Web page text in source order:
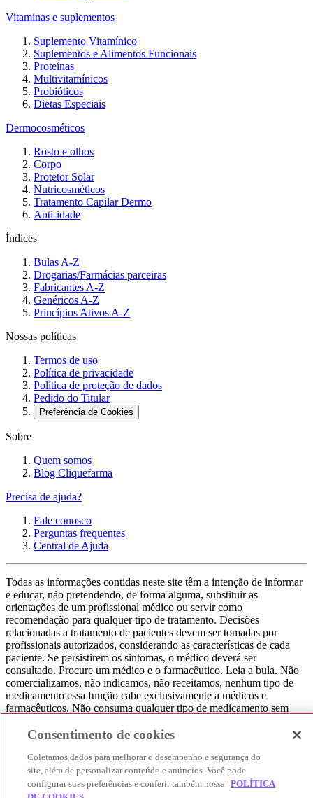
Vitaminas e suplementos
Suplemento Vitamínico
Suplementos e Alimentos Funcionais
Proteínas
Multivitamínicos
Probióticos
Dietas Especiais
Dermocosméticos
Rosto e olhos
Corpo
Protetor Solar
Nutricosméticos
Tratamento Capilar Dermo
Anti-idade
Índices
Bulas A-Z
Drogarias/Farmácias parceiras
Fabricantes A-Z
Genéricos A-Z
Princípios Ativos A-Z
Nossas políticas
Termos de uso
Política de privacidade
Política de proteção de dados
Pedido do Titular
Preferência de Cookies
Sobre
Quem somos
Blog Cliquefarma
Precisa de ajuda?
Fale conosco
Perguntas frequentes
Central de Ajuda
Todas as informações contidas neste site têm a intenção de informar
e educar, não pretendendo, de forma alguma, substituir as
orientações de um profissional médico ou servir como
recomendação para qualquer tipo de tratamento. Decisões
relacionadas a tratamento de pacientes devem ser tomadas por
profissionais autorizados, considerando as características de cada
paciente. Se persistirem os sintomas, o médico deverá ser
consultado. Procure um médico e o farmacêutico. Leia a bula. Não
comercializamos, não indicamos, não receitamos, nenhum tipo de
medicamento essa função cabe exclusivamente a médicos e
farmacêuticos. Não consuma qualquer tipo de medicamento sem
não realizamos a venda de medicamentos, apenas contribuímos para
produtos farmacêuticos. Contribuímos e damos auxílio para que sua
experiência seja bem-sucedida, mas a finalização da compra
acontece nos sites das nossas lojas parceiras.
Consentimento de cookies
Coletamos dados para melhorar o desempenho e segurança do
site, além de personalizar conteúdo e anúncios. Você pode
configurar suas preferências e conferir também nossa POLÍTICA